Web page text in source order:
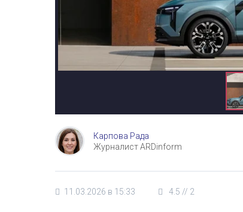
Карпова Рада
Журналист ARDinform
11.03.2026 в 15:33 4.5 // 2